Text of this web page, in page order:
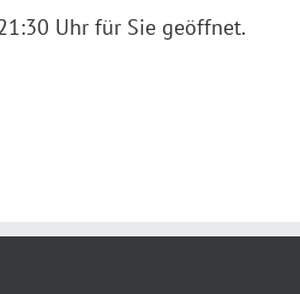
Uhr für Sie geöffnet.